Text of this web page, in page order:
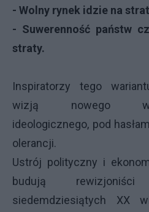
- Wolny rynek idzie na
- Suwerenność państw
straty.
Inspiratorzy tego
wizją nowego
ideologicznego, pod
olerancji.
Ustrój polityczny i
budują
siedemdziesiątych XX